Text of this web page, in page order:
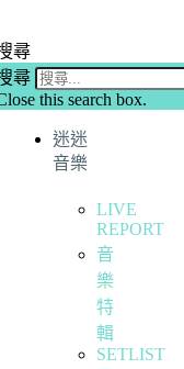
尋
尋
this search box.
迷迷
音樂
LIVE
REPORT
音
樂
特
輯
SETLIST